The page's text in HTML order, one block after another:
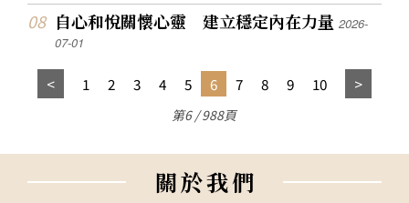
自心和悅關懷心靈 建立穩定內在力量2026-
07-01
1 2 3 4 5 6 7 8 9 10
第6 / 988頁
關於我們